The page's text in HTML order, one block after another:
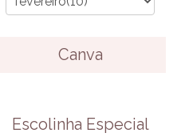
Canva
Escolinha Especial